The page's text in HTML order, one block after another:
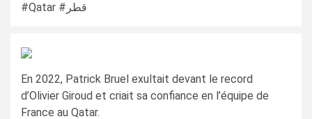
#Qatar #قطر
En 2022, Patrick Bruel exultait devant le record
d’Olivier Giroud et criait sa confiance en l’équipe de
France au Qatar.